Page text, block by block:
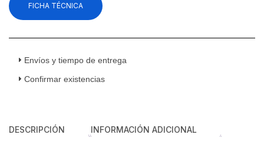
FICHA TÉCNICA
Envíos y tiempo de entrega
Confirmar existencias
DESCRIPCIÓN INFORMACIÓN ADICIONAL